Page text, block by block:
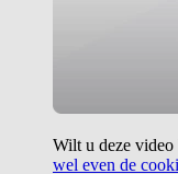
Wilt u deze
wel even de